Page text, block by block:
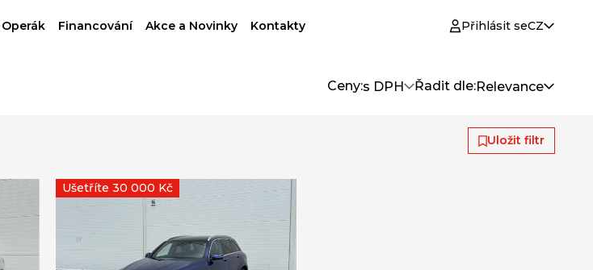
Operák Financování Akce a Novinky Kontakty Přihlásit seCZ
Ceny:s DPH Řadit dle:Relevance
Uložit filtr
Ušetříte 30 000 Kč